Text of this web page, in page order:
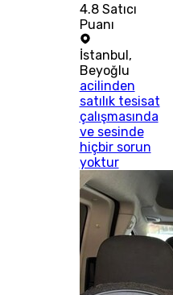
4.8 Satıcı
Puanı
İstanbul,
Beyoğlu
acilinden
satılık tesisat
çalışmasında
ve sesinde
hiçbir sorun
yoktur